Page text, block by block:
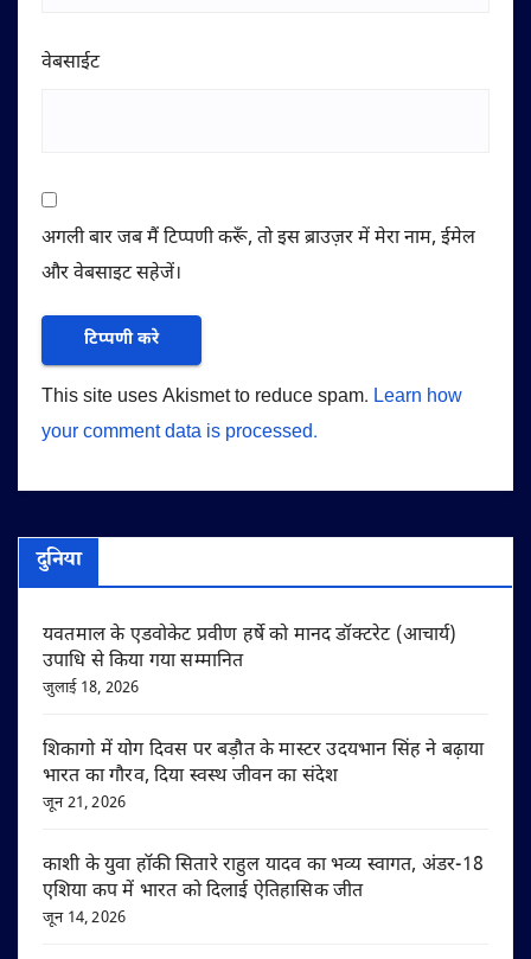
वेबसाईट
अगली बार जब मैं टिप्पणी करूँ, तो इस ब्राउज़र में मेरा नाम, ईमेल
और वेबसाइट सहेजें।
This site uses Akismet to reduce spam. Learn how
your comment data is processed.
दुनिया
यवतमाल के एडवोकेट प्रवीण हर्षे को मानद डॉक्टरेट (आचार्य)
उपाधि से किया गया सम्मानित
जुलाई 18, 2026
शिकागो में योग दिवस पर बड़ौत के मास्टर उदयभान सिंह ने बढ़ाया
भारत का गौरव, दिया स्वस्थ जीवन का संदेश
जून 21, 2026
काशी के युवा हॉकी सितारे राहुल यादव का भव्य स्वागत, अंडर-18
एशिया कप में भारत को दिलाई ऐतिहासिक जीत
जून 14, 2026